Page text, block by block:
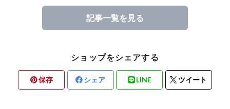
記事一覧を見る
ショップをシェアする
保存 シェア LINE ツイート